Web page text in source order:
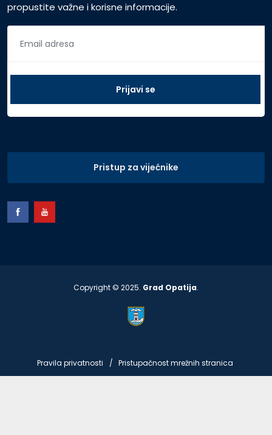
propustite važne i korisne informacije.
Pristup za vijećnike
Copyright © 2025. Grad Opatija.
Pravila privatnosti Pristupačnost mrežnih stranica